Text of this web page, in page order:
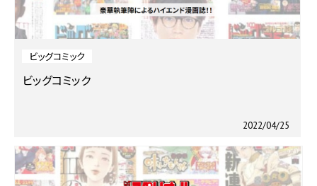
ビッグコミック
ビッグコミック
2022/04/25